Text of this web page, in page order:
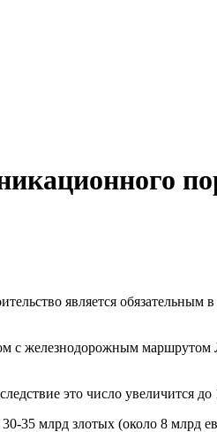
является обязательным
с железнодорожным маршрутом
это число увеличится
35 млрд злотых (около 8 млрд